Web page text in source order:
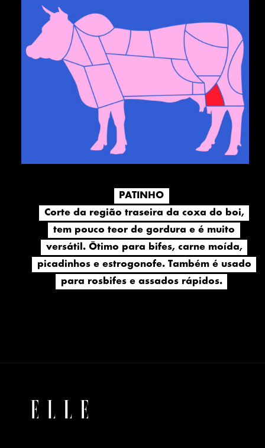
PATINHO
Corte da região traseira da coxa do boi,
tem pouco teor de gordura e é muito
versátil. Ótimo para bifes, carne moída,
picadinhos e estrogonofe. Também é usado
para rosbifes e assados rápidos.
PATINHO
Corte da região traseira da coxa do boi,
tem pouco teor de gordura e é muito
versátil. Ótimo para bifes, carne moída,
picadinhos e estrogonofe. Também é usado
para rosbifes e assados rápidos.